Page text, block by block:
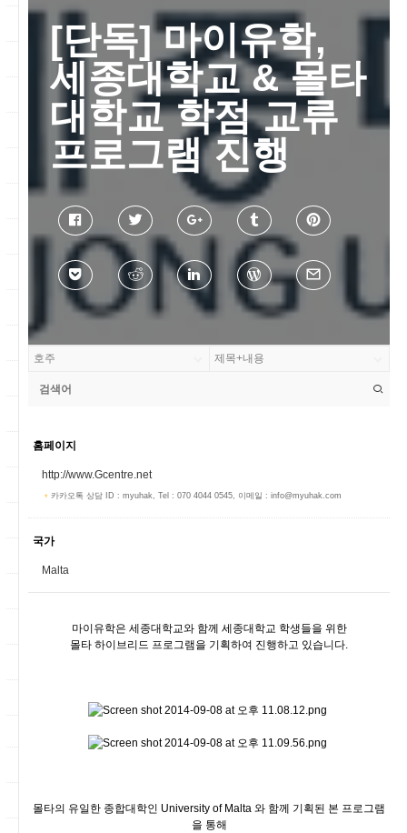
[단독] 마이유학,
세종대학교 & 몰타
대학교 학점 교류
프로그램 진행
홈페이지
http://www.Gcentre.net
카카오톡 상담 ID : myuhak, Tel : 070 4044 0545, 이메일 : info@myuhak.com
국가
Malta
마이유학은 세종대학교와 함께 세종대학교 학생들을 위한
몰타 하이브리드 프로그램을 기획하여 진행하고 있습니다.
몰타의 유일한 종합대학인 University of Malta 와 함께 기획된 본 프로그램
을 통해